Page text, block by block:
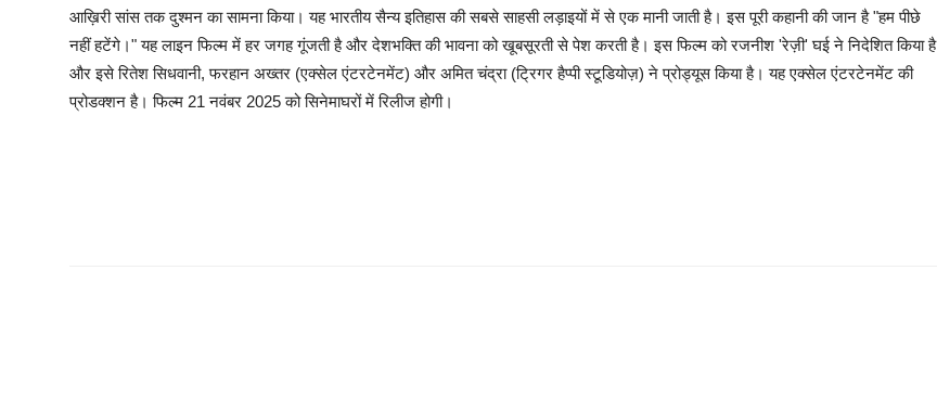
आख़िरी सांस तक दुश्मन का सामना किया। यह भारतीय सैन्य इतिहास की सबसे साहसी लड़ाइयों में से एक मानी जाती है। इस पूरी कहानी की जान है "हम पीछे
नहीं हटेंगे।" यह लाइन फिल्म में हर जगह गूंजती है और देशभक्ति की भावना को खूबसूरती से पेश करती है। इस फिल्म को रजनीश 'रेज़ी' घई ने निदेशित किया है
और इसे रितेश सिधवानी, फरहान अख्तर (एक्सेल एंटरटेनमेंट) और अमित चंद्रा (ट्रिगर हैप्पी स्टूडियोज़) ने प्रोड्यूस किया है। यह एक्सेल एंटरटेनमेंट की
प्रोडक्शन है। फिल्म 21 नवंबर 2025 को सिनेमाघरों में रिलीज होगी।